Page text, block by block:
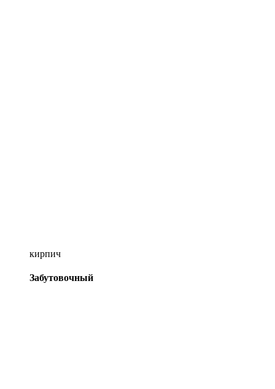
кирпич
Забутовочный